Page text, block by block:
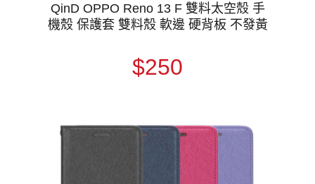
QinD OPPO Reno 13 F 雙料太空殼 手
機殼 保護套 雙料殼 軟邊 硬背板 不發黃
$250